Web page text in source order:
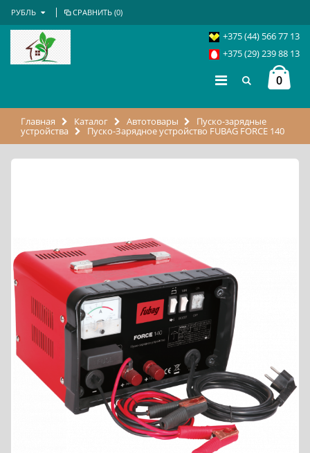
РУБЛЬ СРАВНИТЬ (0)
+375 (44) 566 77 13
+375 (29) 239 88 13
0
Главная Каталог Автотовары Пуско-зарядные
устройства Пуско-Зарядное устройство FUBAG FORCE 140